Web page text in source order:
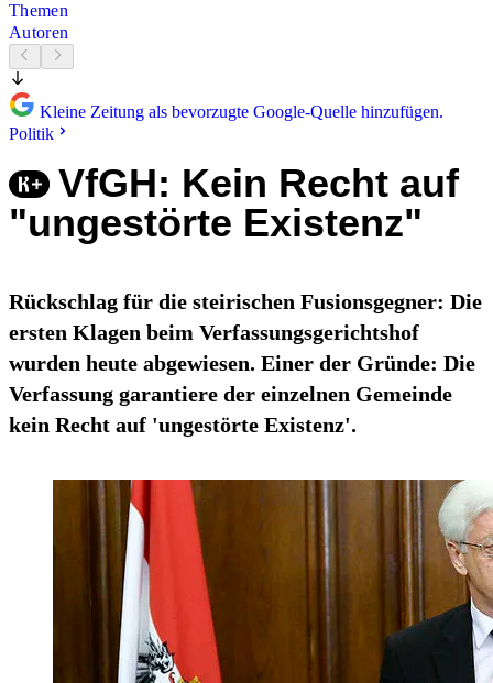
Themen
Autoren
Kleine Zeitung als bevorzugte Google-Quelle hinzufügen.
Politik
VfGH: Kein Recht auf
"ungestörte Existenz"
Rückschlag für die steirischen Fusionsgegner: Die
ersten Klagen beim Verfassungsgerichtshof
wurden heute abgewiesen. Einer der Gründe: Die
Verfassung garantiere der einzelnen Gemeinde
kein Recht auf 'ungestörte Existenz'.